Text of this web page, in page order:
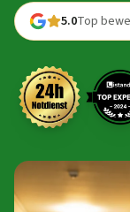
5.0Top